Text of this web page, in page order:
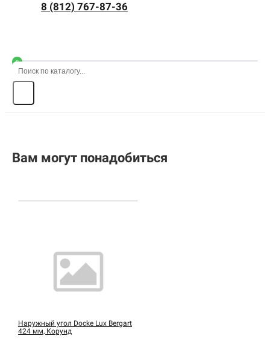
8 (812) 767-87-36
0
Вам могут понадобиться
Наружный угол Docke Lux Bergart
424 мм, Корунд